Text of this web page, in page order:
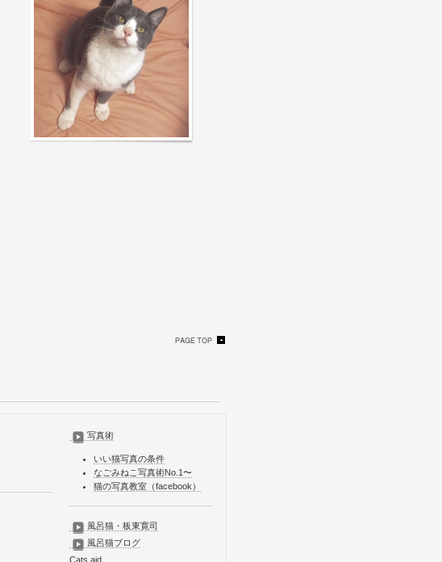
写真術
いい猫写真の条件
なごみねこ写真術No.1〜
猫の写真教室（facebook）
風呂猫・板東寛司
風呂猫ブログ
Cats aid